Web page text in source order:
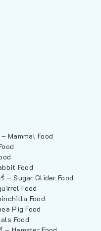
Mammal Food
Food
– Sugar Glider Food
Food
Food
Pig Food
Food